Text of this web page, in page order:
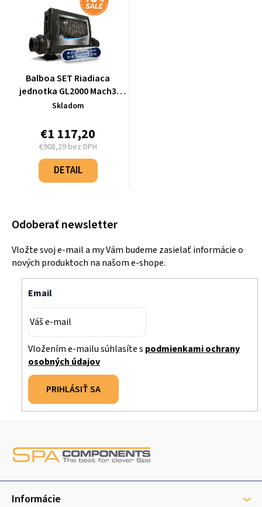
Balboa SET Riadiaca
jednotka GL2000 Mach3
3.0kW + ovládací panel
Skladom
€1 117,20
€908,29 bez DPH
Jednotková
cena:
DETAIL
Odoberať newsletter
Vložte svoj e-mail a my Vám budeme zasielať informácie o
nových produktoch na našom e-shope.
Email
Vložením e-mailu súhlasíte s podmienkami ochrany
osobných údajov
PRIHLÁSIŤ SA
ä
Informácie